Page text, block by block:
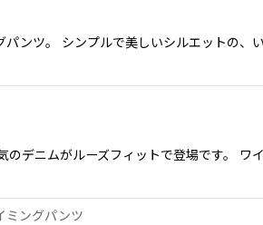
ンツ。 シンプルで美しいシルエットの、
デニムがルーズフィットで登場です。
ミングパンツ